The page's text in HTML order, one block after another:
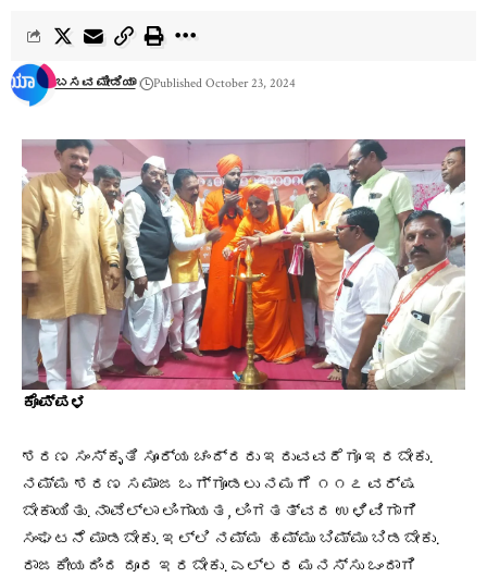
ಬಸವ ಮೀಡಿಯಾ Published October 23, 2024
ಕೊಪ್ಪಳ
ಶರಣ ಸಂಸ್ಕೃತಿ ಸೂರ್ಯ ಚಂದ್ರರು ಇರುವವರೆಗೂ ಇರಬೇಕು.
ನಮ್ಮ ಶರಣ ಸಮಾಜ ಒಗ್ಗೂಡಲು ನಮಗೆ ೧೧೭ ವರ್ಷ
ಬೇಕಾಯಿತು. ನಾವೆಲ್ಲಾ ಲಿಂಗಾಯತ, ಲಿಂಗತತ್ವದ ಉಳಿವಿಗಾಗಿ
ಸಂಘಟನೆ ಮಾಡಬೇಕು. ಇಲ್ಲಿ ನಮ್ಮ ಹಮ್ಮು ಬಿಮ್ಮು ಬಿಡಬೇಕು.
ರಾಜಕೀಯದಿಂದ ದೂರ ಇರಬೇಕು. ಎಲ್ಲರ ಮನಸ್ಸು ಒಂದಾಗಿ